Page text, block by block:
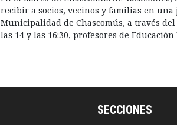
recibir a socios, vecinos y familias en
Municipalidad de Chascomús, a través
las 14 y las 16:30, profesores de
SECCIONES